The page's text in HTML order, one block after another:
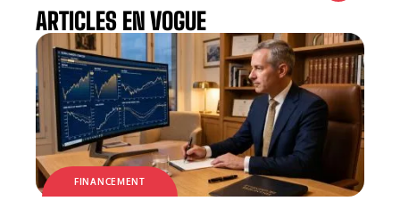
ARTICLES EN VOGUE
FINANCEMENT